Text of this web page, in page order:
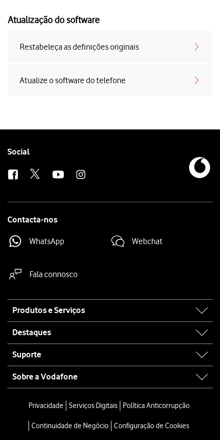
Atualização do software
Restabeleça as definições originais
Atualize o software do telefone
Follow
Social
Contacta-nos
WhatsApp Webchat
Fala connosco
map
Produtos e Serviços
Destaques
Suporte
Sobre a Vodafone
Privacidade Serviços Digitais Política Anticorrupção
Continuidade de Negócio Configuração de Cookies